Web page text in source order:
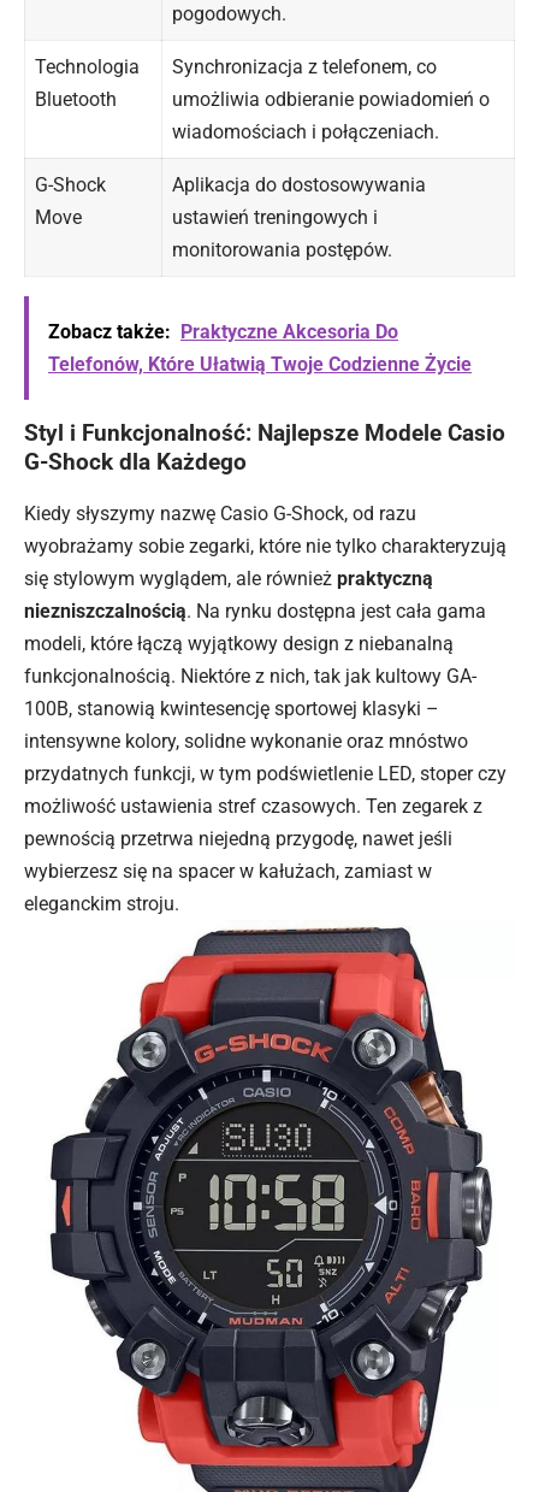
pogodowych.
Technologia
Bluetooth
Synchronizacja z telefonem, co
umożliwia odbieranie powiadomień o
wiadomościach i połączeniach.
G-Shock
Move
Aplikacja do dostosowywania
ustawień treningowych i
monitorowania postępów.
Zobacz także:
Praktyczne Akcesoria Do
Telefonów, Które Ułatwią Twoje Codzienne Życie
Styl i Funkcjonalność: Najlepsze Modele Casio
G-Shock dla Każdego
Kiedy słyszymy nazwę Casio G-Shock, od razu
wyobrażamy sobie zegarki, które nie tylko charakteryzują
się stylowym wyglądem, ale również praktyczną
niezniszczalnością. Na rynku dostępna jest cała gama
modeli, które łączą wyjątkowy design z niebanalną
funkcjonalnością. Niektóre z nich, tak jak kultowy GA-
100B, stanowią kwintesencję sportowej klasyki –
intensywne kolory, solidne wykonanie oraz mnóstwo
przydatnych funkcji, w tym podświetlenie LED, stoper czy
możliwość ustawienia stref czasowych. Ten zegarek z
pewnością przetrwa niejedną przygodę, nawet jeśli
wybierzesz się na spacer w kałużach, zamiast w
eleganckim stroju.